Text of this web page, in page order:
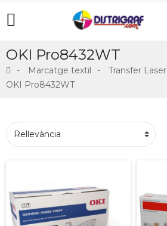
OKI Pro8432WT
Marcatge textil Transfer Laser
OKI Pro8432WT